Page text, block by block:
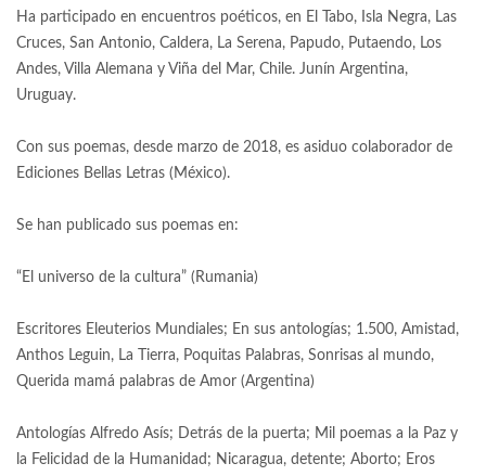
Ha participado en encuentros poéticos, en El Tabo, Isla Negra, Las
Cruces, San Antonio, Caldera, La Serena, Papudo, Putaendo, Los
Andes, Villa Alemana y Viña del Mar, Chile. Junín Argentina,
Uruguay.
Con sus poemas, desde marzo de 2018, es asiduo colaborador de
Ediciones Bellas Letras (México).
Se han publicado sus poemas en:
“El universo de la cultura” (Rumania)
Escritores Eleuterios Mundiales; En sus antologías; 1.500, Amistad,
Anthos Leguin, La Tierra, Poquitas Palabras, Sonrisas al mundo,
Querida mamá palabras de Amor (Argentina)
Antologías Alfredo Asís; Detrás de la puerta; Mil poemas a la Paz y
la Felicidad de la Humanidad; Nicaragua, detente; Aborto; Eros